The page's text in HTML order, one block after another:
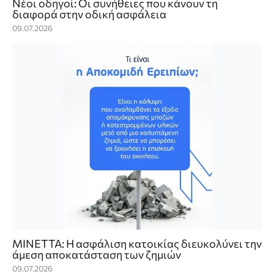
Νέοι οδηγοί: Οι συνήθειες που κάνουν τη
διαφορά στην οδική ασφάλεια
09.07.2026
ΜΙΝΕΤΤΑ: Η ασφάλιση κατοικίας διευκολύνει την
άμεση αποκατάσταση των ζημιών
09.07.2026